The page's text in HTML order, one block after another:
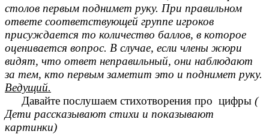
столов первым поднимет руку. При правильном
ответе соответствующей группе игроков
присуждается то количество баллов, в которое
оценивается вопрос. В случае, если члены жюри
видят, что ответ неправильный, они наблюдают
за тем, кто первым заметит это и поднимет руку.
Ведущий.
Давайте послушаем стихотворения про цифры (
Дети рассказывают стихи и показывают
картинки)